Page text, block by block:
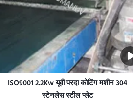
ISO9001 2.2Kw यूवी परदा कोटिंग मशीन 304
स्टेनलेस स्टील प्लेट